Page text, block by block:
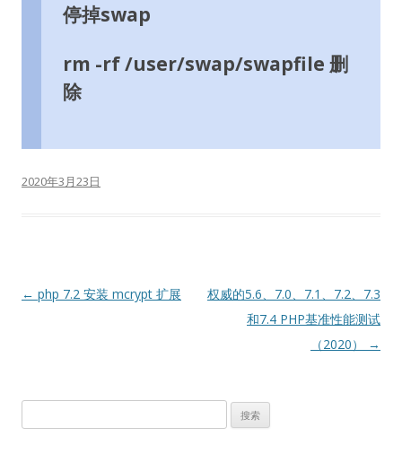
停掉swap
rm -rf /user/swap/swapfile 删
除
2020年3月23日
文
← php 7.2 安装 mcrypt 扩展
权威的5.6、7.0、7.1、7.2、7.3
和7.4 PHP基准性能测试
（2020）
→
索：